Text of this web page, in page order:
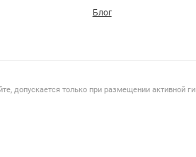
Блог
допускается только при размещении активной